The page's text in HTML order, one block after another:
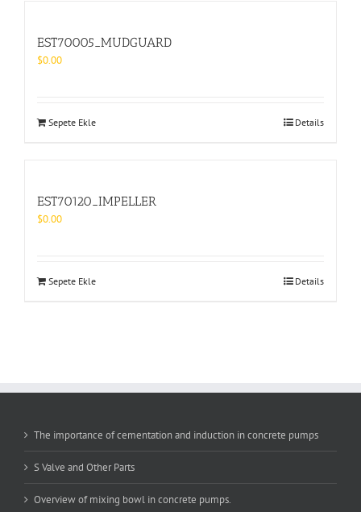
EST70005_MUDGUARD
$0.00
Sepete Ekle Details
EST70120_IMPELLER
$0.00
Sepete Ekle Details
The importance of cementation and induction in concrete pumps
S Valve and Other Parts
Overview of mixing bowl in concrete pumps.